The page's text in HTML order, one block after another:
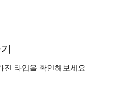
진 타입을 확인해보세요